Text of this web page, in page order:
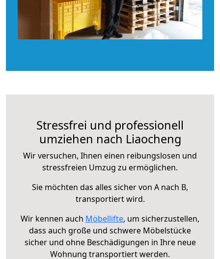
Stressfrei und professionell
umziehen nach Liaocheng
Wir versuchen, Ihnen einen reibungslosen und
stressfreien Umzug zu ermöglichen.
Sie möchten das alles sicher von A nach B,
transportiert wird.
Wir kennen auch Möbellifte, um sicherzustellen,
dass auch große und schwere Möbelstücke
sicher und ohne Beschädigungen in Ihre neue
Wohnung transportiert werden.